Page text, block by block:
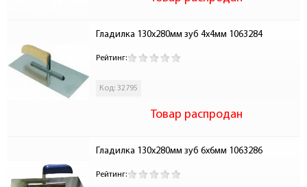
Гладилка 130х280мм зуб 4х4мм 1063284
Рейтинг:
Код: 32795
Товар распродан
Гладилка 130х280мм зуб 6х6мм 1063286
Рейтинг: